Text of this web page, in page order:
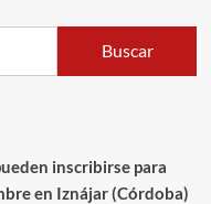
Buscar
inscribirse para
en Iznájar (Córdoba)